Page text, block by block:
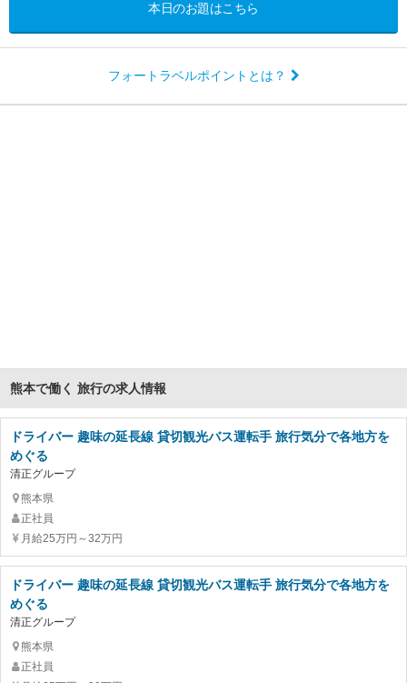
本日のお題はこちら
フォートラベルポイントとは？
熊本で働く 旅行の求人情報
ドライバー 趣味の延長線 貸切観光バス運転手 旅行気分で各地方を
めぐる
清正グループ
熊本県
正社員
月給25万円～32万円
ドライバー 趣味の延長線 貸切観光バス運転手 旅行気分で各地方を
めぐる
清正グループ
熊本県
正社員